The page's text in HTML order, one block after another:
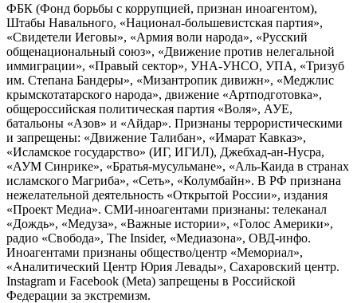
ФБК (Фонд борьбы с коррупцией, признан иноагентом),
Штабы Навального, «Национал-большевистская партия»,
«Свидетели Иеговы», «Армия воли народа», «Русский
общенациональный союз», «Движение против нелегальной
иммиграции», «Правый сектор», УНА-УНСО, УПА, «Тризуб
им. Степана Бандеры», «Мизантропик дивижн», «Меджлис
крымскотатарского народа», движение «Артподготовка»,
общероссийская политическая партия «Воля», АУЕ,
батальоны «Азов» и «Айдар». Признаны террористическими
и запрещены: «Движение Талибан», «Имарат Кавказ»,
«Исламское государство» (ИГ, ИГИЛ), Джебхад-ан-Нусра,
«АУМ Синрике», «Братья-мусульмане», «Аль-Каида в странах
исламского Магриба», «Сеть», «Колумбайн». В РФ признана
нежелательной деятельность «Открытой России», издания
«Проект Медиа». СМИ-иноагентами признаны: телеканал
«Дождь», «Медуза», «Важные истории», «Голос Америки»,
радио «Свобода», The Insider, «Медиазона», ОВД-инфо.
Иноагентами признаны общество/центр «Мемориал»,
«Аналитический Центр Юрия Левады», Сахаровский центр.
Instagram и Facebook (Metа) запрещены в Российской
Федерации за экстремизм.